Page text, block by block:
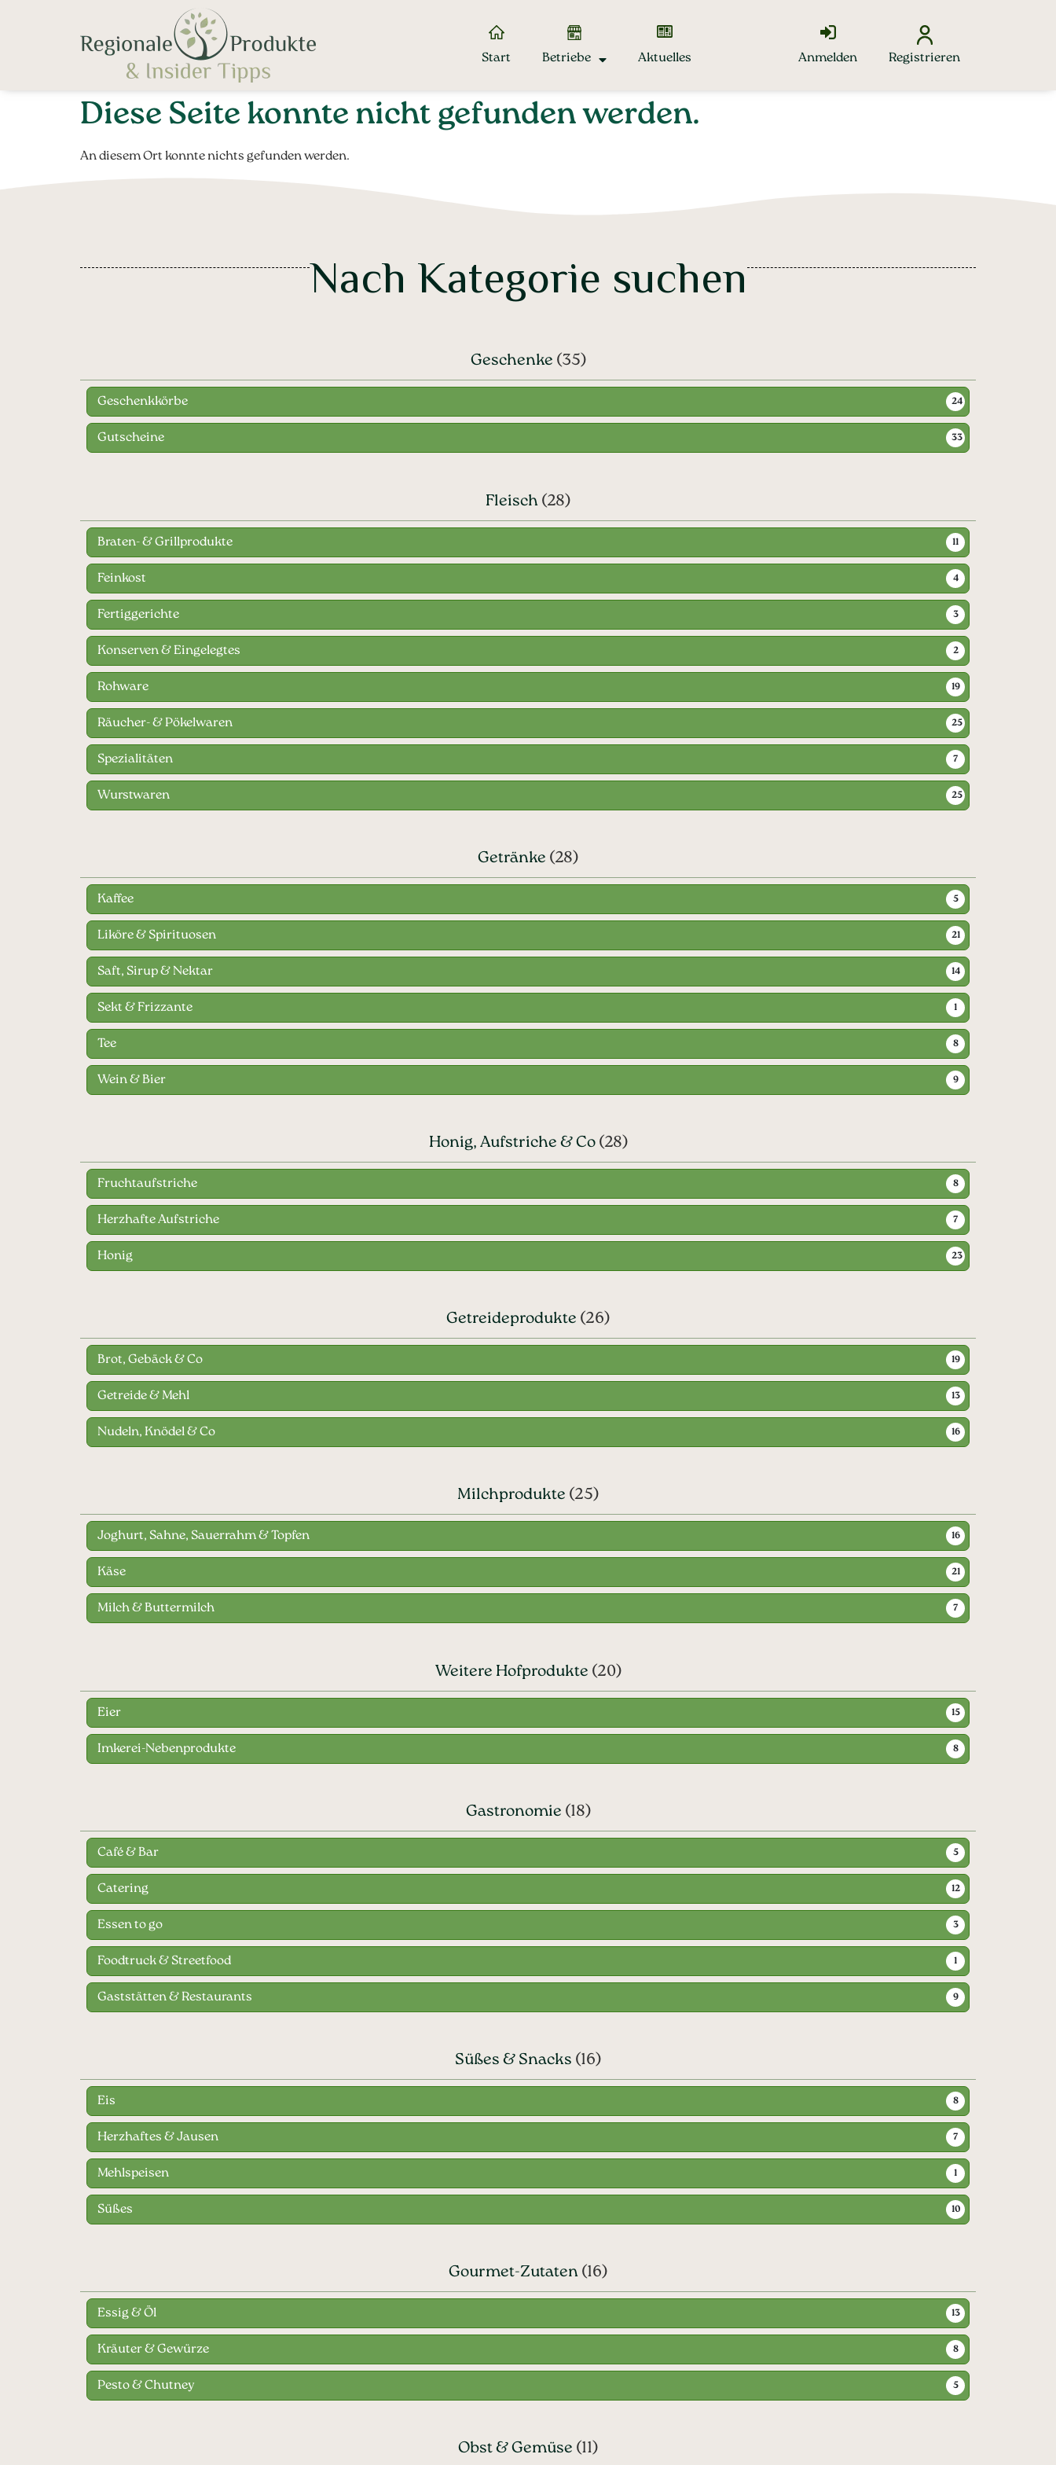
Start Betriebe Aktuelles Anmelden Registrieren
Diese Seite konnte nicht gefunden werden.
An diesem Ort konnte nichts gefunden werden.
Nach Kategorie suchen
Geschenke (35)
Geschenkkörbe 24
Gutscheine 33
Fleisch (28)
Braten- & Grillprodukte 11
Feinkost 4
Fertiggerichte 3
Konserven & Eingelegtes 2
Rohware 19
Räucher- & Pökelwaren 25
Spezialitäten 7
Wurstwaren 25
Getränke (28)
Kaffee 5
Liköre & Spirituosen 21
Saft, Sirup & Nektar 14
Sekt & Frizzante 1
Tee 8
Wein & Bier 9
Honig, Aufstriche & Co (28)
Fruchtaufstriche 8
Herzhafte Aufstriche 7
Honig 23
Getreideprodukte (26)
Brot, Gebäck & Co 19
Getreide & Mehl 13
Nudeln, Knödel & Co 16
Milchprodukte (25)
Joghurt, Sahne, Sauerrahm & Topfen 16
Käse 21
Milch & Buttermilch 7
Weitere Hofprodukte (20)
Eier 15
Imkerei-Nebenprodukte 8
Gastronomie (18)
Café & Bar 5
Catering 12
Essen to go 3
Foodtruck & Streetfood 1
Gaststätten & Restaurants 9
Süßes & Snacks (16)
Eis 8
Herzhaftes & Jausen 7
Mehlspeisen 1
Süßes 10
Gourmet-Zutaten (16)
Essig & Öl 13
Kräuter & Gewürze 8
Pesto & Chutney 5
Obst & Gemüse (11)